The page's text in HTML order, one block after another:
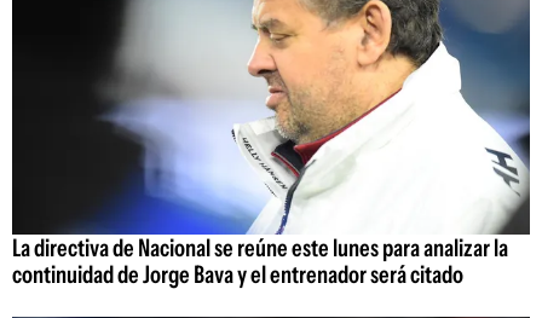
La directiva de Nacional se reúne este lunes para analizar la
continuidad de Jorge Bava y el entrenador será citado